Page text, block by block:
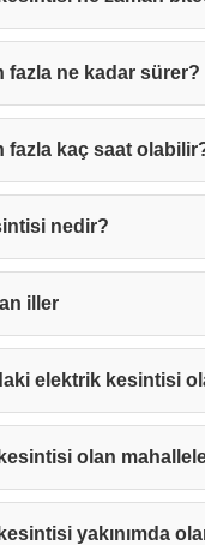
fazla ne kadar sürer?
fazla kaç saat
nedir?
iller
elektrik kesintisi
olan
yakınımda